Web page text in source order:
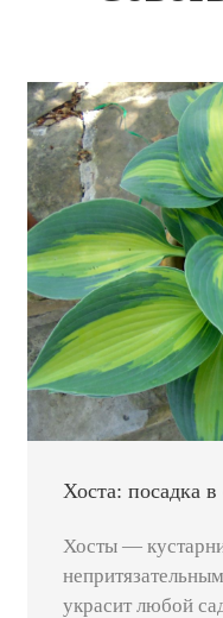
Хоста: посадка
Хосты —
украсит любой